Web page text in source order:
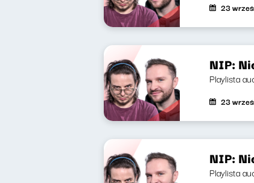
23
NIP:
Playlista
23
NIP:
Playlista